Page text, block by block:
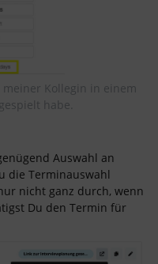
Kollegin in einem
habe.
Auswahl an
die Terminauswahl
nicht ganz durch, wenn
Du den Termin für